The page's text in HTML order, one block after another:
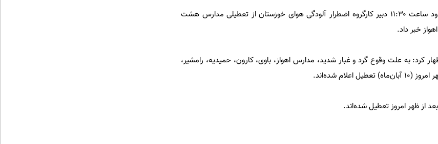
در پی تداوم گرد و غبار در نهایت در حدود ساعت ۱۱:۳۰ دبیر کارگروه اضطرار آلودگی هوای خوزستان از تعطیلی مدارس هشت
خبر داد.
کرد: به علت وقوع گرد و غبار شدید، مدارس اهواز، باوی، کارون، حمیدیه، رامشیر،
شده‌اند.
از ظهر امروز تعطیل شده‌اند.